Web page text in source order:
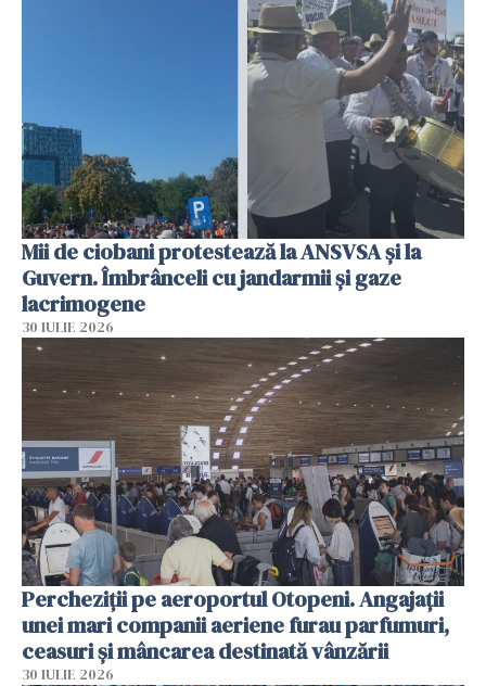
Mii de ciobani protestează la ANSVSA și la
Guvern. Îmbrânceli cu jandarmii și gaze
lacrimogene
30 IULIE 2026
Percheziții pe aeroportul Otopeni. Angajații
unei mari companii aeriene furau parfumuri,
ceasuri și mâncarea destinată vânzării
30 IULIE 2026